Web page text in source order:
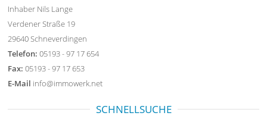
Inhaber Nils Lange
Verdener Straße 19
29640 Schneverdingen
Telefon: 05193 - 97 17 654
Fax: 05193 - 97 17 653
E-Mail info@immowerk.net
SCHNELLSUCHE